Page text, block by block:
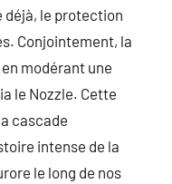
déjà, le protection
Conjointement, la
modérant une
le Nozzle. Cette
cascade
intense de la
le long de nos